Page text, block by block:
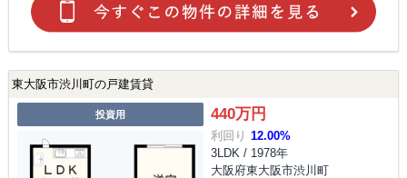
東大阪市渋川町の戸建賃貸
投資用 440万円
利回り 12.00%
3LDK / 1978年
大阪府東大阪市渋川町